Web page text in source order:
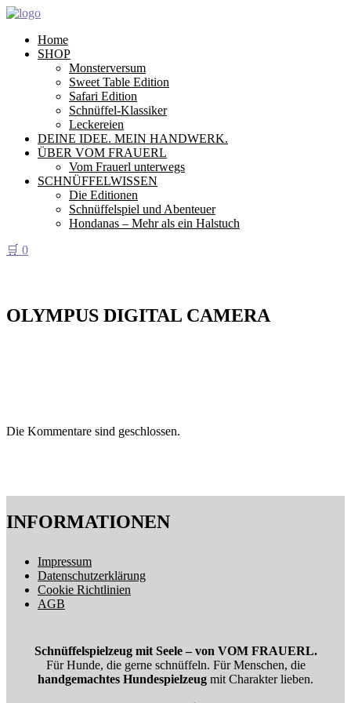
Home
SHOP
Monsterversum
Sweet Table Edition
Safari Edition
Schnüffel-Klassiker
Leckereien
DEINE IDEE. MEIN HANDWERK.
ÜBER VOM FRAUERL
Vom Frauerl unterwegs
SCHNÜFFELWISSEN
Die Editionen
Schnüffelspiel und Abenteuer
Hondanas – Mehr als ein Halstuch
🛒 0
OLYMPUS DIGITAL CAMERA
Die Kommentare sind geschlossen.
INFORMATIONEN
Impressum
Datenschutzerklärung
Cookie Richtlinien
AGB
Schnüffelspielzeug mit Seele – von VOM FRAUERL.
Für Hunde, die gerne schnüffeln. Für Menschen, die
handgemachtes Hundespielzeug mit Charakter lieben.